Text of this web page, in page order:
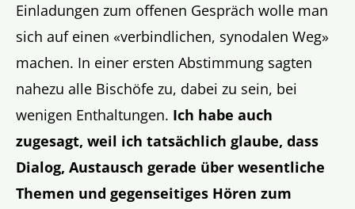
Einladungen zum offenen Gespräch wolle man
sich auf einen «verbindlichen, synodalen Weg»
machen. In einer ersten Abstimmung sagten
nahezu alle Bischöfe zu, dabei zu sein, bei
wenigen Enthaltungen. Ich habe auch
zugesagt, weil ich tatsächlich glaube, dass
Dialog, Austausch gerade über wesentliche
Themen und gegenseitiges Hören zum